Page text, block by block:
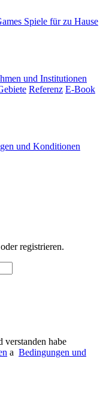
Spiele für zu Hause
und Institutionen
Referenz E-Book
und Konditionen
registrieren.
verstanden habe
a Bedingungen und